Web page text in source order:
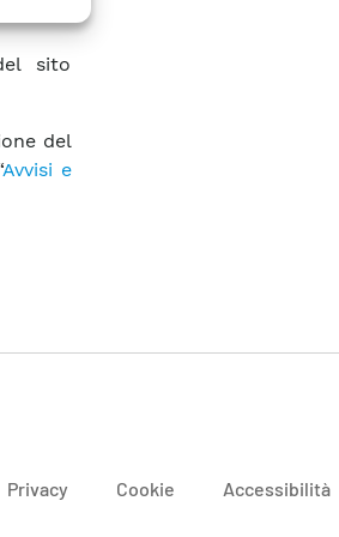
sito
del
Avvisi e
Privacy Cookie Accessibilità